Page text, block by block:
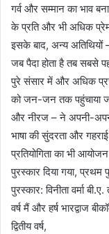
गर्व और सम्मान का भाव
के प्रति और भी अधिक
इसके बाद, अन्य अतिथियों
जब पैदा होता है तब सबसे
पुरे संसार में और अधिक
को जन-जन तक पहुंचाया
और नीरज – ने अपनी-
भाषा की सुंदरता और
प्रतियोगिता का भी
पुरस्कार दिया गया, प्रथम
पुरस्कार: विनीता वर्मा
वर्ष मैं और हर्ष भारद्वाज
द्वितीय वर्ष,